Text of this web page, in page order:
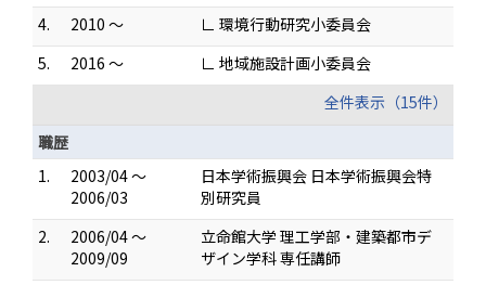
4.
2010 ～
∟ 環境行動研究小委員会
5.
2016 ～
∟ 地域施設計画小委員会
全件表示（15件）
職歴
1.
2003/04 ～
2006/03
日本学術振興会 日本学術振興会特
別研究員
2.
2006/04 ～
2009/09
立命館大学 理工学部・建築都市デ
ザイン学科 専任講師